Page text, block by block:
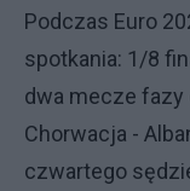
Podczas Euro
spotkania: 1/8
dwa mecze fazy
Chorwacja -
czwartego